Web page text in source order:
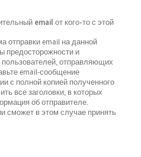
email от кого-то с этой
отправки email на данной
предосторожности и
отправляющих
email-сообщение
с полной копией полученного
все заголовки, в которых
об отправителе.
сможет в этом случае принять